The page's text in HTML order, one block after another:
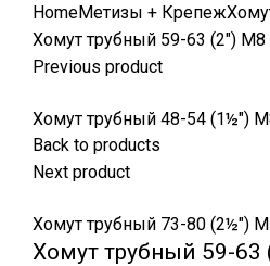
HomeМетизы + Крепеж
Хомут трубный 59-63 (2″) М8
Previous product
Хомут трубный 48-54 (1½")
Back to products
Next product
Хомут трубный 73-80 (2½")
Хомут трубный 59-63